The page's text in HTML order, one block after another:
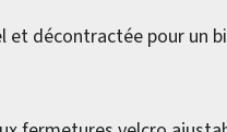
et décontractée pour un